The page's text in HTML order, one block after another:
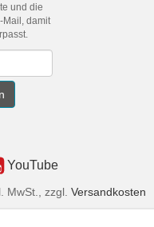
und die
Mail, damit
YouTube
MwSt., zzgl. Versandkosten